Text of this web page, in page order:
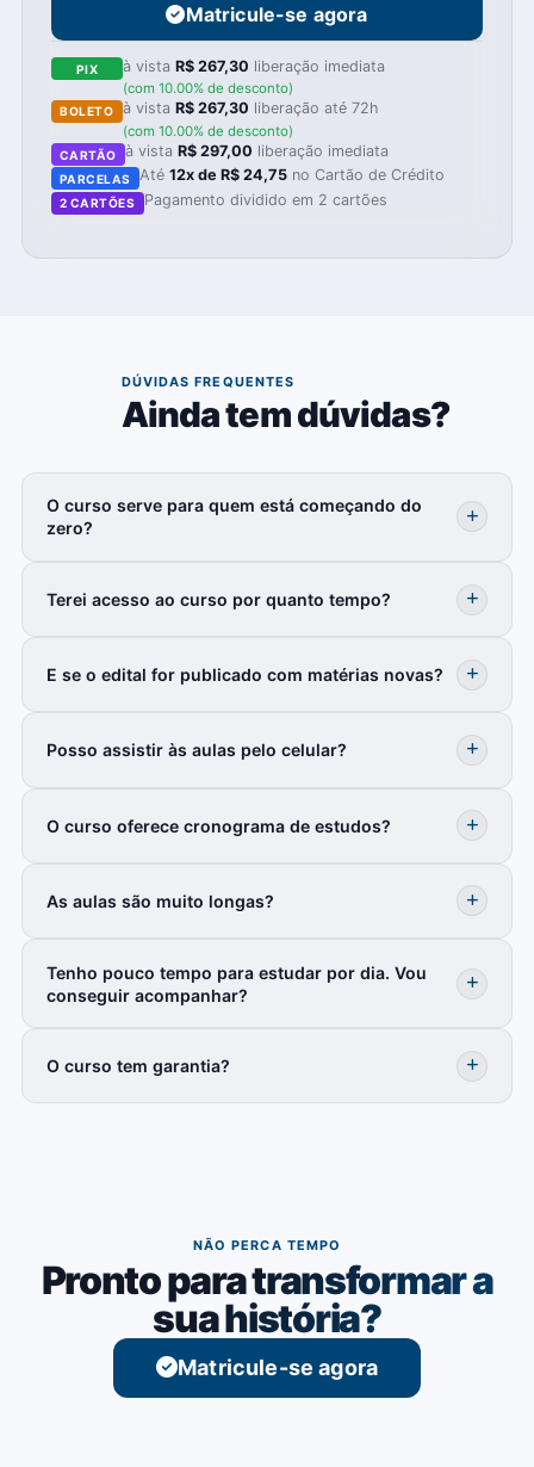
Matricule-se agora
PIX à vistaR$ 267,30 liberação imediata
(com 10.00% de desconto)
BOLETO à vistaR$ 267,30 liberação até 72h
(com 10.00% de desconto)
CARTÃO à vista R$ 297,00 liberação imediata
PARCELAS Até12x de R$ 24,75 no Cartão de Crédito
2 CARTÕES Pagamento dividido em 2 cartões
DÚVIDAS FREQUENTES
Ainda tem dúvidas?
O curso serve para quem está começando do
zero?
Terei acesso ao curso por quanto tempo?
E se o edital for publicado com matérias novas?
Posso assistir às aulas pelo celular?
O curso oferece cronograma de estudos?
As aulas são muito longas?
Tenho pouco tempo para estudar por dia. Vou
conseguir acompanhar?
O curso tem garantia?
NÃO PERCA TEMPO
Pronto para transformar a
sua história?
Matricule-se agora